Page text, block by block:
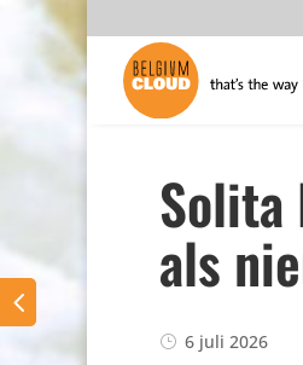
Solita
als
6 juli 2026